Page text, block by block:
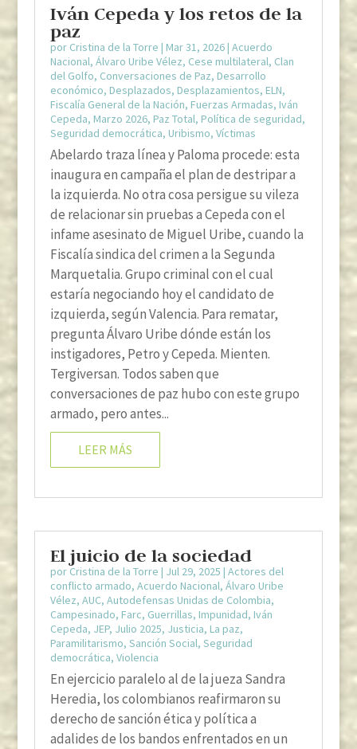
Iván Cepeda y los retos de la
paz
por Cristina de la Torre | Mar 31, 2026| Acuerdo
Nacional, Álvaro Uribe Vélez, Cese multilateral, Clan
del Golfo, Conversaciones de Paz, Desarrollo
económico, Desplazados, Desplazamientos, ELN,
Fiscalía General de la Nación, Fuerzas Armadas, Iván
Cepeda, Marzo 2026, Paz Total, Política de seguridad,
Seguridad democrática, Uribismo, Víctimas
Abelardo traza línea y Paloma procede: esta
inaugura en campaña el plan de destripar a
la izquierda. No otra cosa persigue su vileza
de relacionar sin pruebas a Cepeda con el
infame asesinato de Miguel Uribe, cuando la
Fiscalía sindica del crimen a la Segunda
Marquetalia. Grupo criminal con el cual
estaría negociando hoy el candidato de
izquierda, según Valencia. Para rematar,
pregunta Álvaro Uribe dónde están los
instigadores, Petro y Cepeda. Mienten.
Tergiversan. Todos saben que
conversaciones de paz hubo con este grupo
armado, pero antes...
LEER MÁS
El juicio de la sociedad
por Cristina de la Torre | Jul 29, 2025 | Actores del
conflicto armado, Acuerdo Nacional, Álvaro Uribe
Vélez, AUC, Autodefensas Unidas de Colombia,
Campesinado, Farc, Guerrillas, Impunidad, Iván
Cepeda, JEP, Julio 2025, Justicia, La paz,
Paramilitarismo, Sanción Social, Seguridad
democrática, Violencia
En ejercicio paralelo al de la jueza Sandra
Heredia, los colombianos reafirmaron su
derecho de sanción ética y política a
adalides de los bandos enfrentados en un